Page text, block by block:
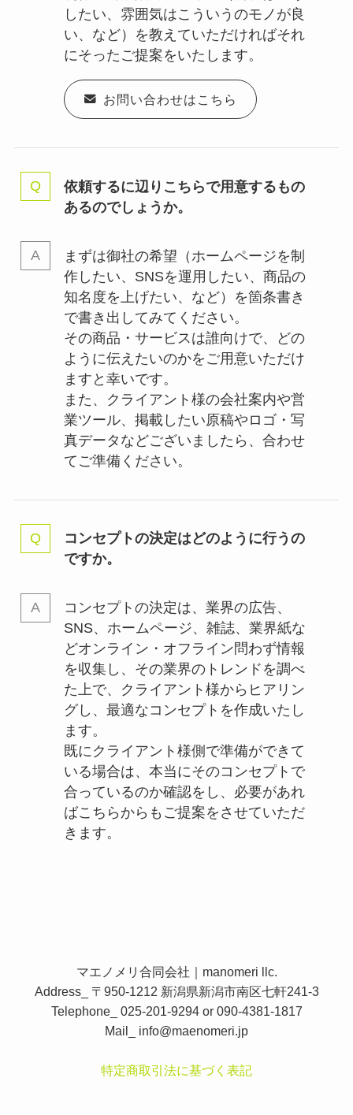
したい、雰囲気はこういうのモノが良
い、など）を教えていただければそれ
にそったご提案をいたします。
お問い合わせはこちら
依頼するに辺りこちらで用意するもの
あるのでしょうか。
まずは御社の希望（ホームページを制
作したい、SNSを運用したい、商品の
知名度を上げたい、など）を箇条書き
で書き出してみてください。
その商品・サービスは誰向けで、どの
ように伝えたいのかをご用意いただけ
ますと幸いです。
また、クライアント様の会社案内や営
業ツール、掲載したい原稿やロゴ・写
真データなどございましたら、合わせ
てご準備ください。
コンセプトの決定はどのように行うの
ですか。
コンセプトの決定は、業界の広告、
SNS、ホームページ、雑誌、業界紙な
どオンライン・オフライン問わず情報
を収集し、その業界のトレンドを調べ
た上で、クライアント様からヒアリン
グし、最適なコンセプトを作成いたし
ます。
既にクライアント様側で準備ができて
いる場合は、本当にそのコンセプトで
合っているのか確認をし、必要があれ
ばこちらからもご提案をさせていただ
きます。
マエノメリ合同会社｜manomeri llc.
Address_ 〒950-1212 新潟県新潟市南区七軒241-3
Telephone_ 025-201-9294 or 090-4381-1817
Mail_ info@maenomeri.jp
特定商取引法に基づく表記